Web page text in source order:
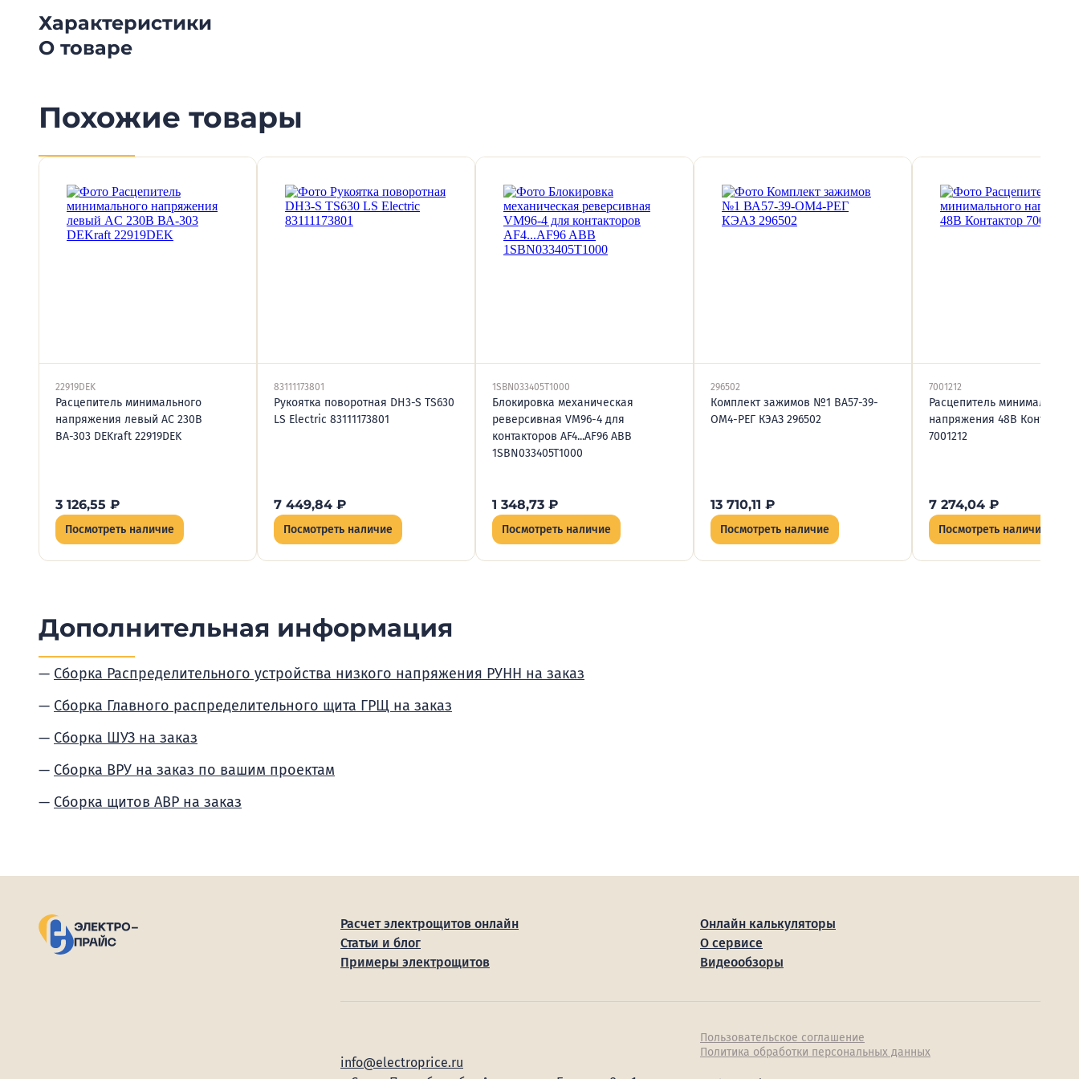
Характеристики
О товаре
Похожие товары
22919DEK
Расцепитель минимального
напряжения левый AC 230В
ВА-303 DEKraft 22919DEK
3 126,55 ₽
Посмотреть наличие
83111173801
Рукоятка поворотная DH3-S TS630
LS Electric 83111173801
7 449,84 ₽
Посмотреть наличие
1SBN033405T1000
Блокировка механическая
реверсивная VM96-4 для
контакторов AF4...AF96 ABB
1SBN033405T1000
1 348,73 ₽
Посмотреть наличие
296502
Комплект зажимов №1 ВА57-39-
ОМ4-РЕГ КЭАЗ 296502
13 710,11 ₽
Посмотреть наличие
7001212
Расцепитель минимального
напряжения 48B Контактор
7001212
7 274,04 ₽
Посмотреть наличие
Дополнительная информация
Сборка Распределительного устройства низкого напряжения РУНН на заказ
Сборка Главного распределительного щита ГРЩ на заказ
Сборка ШУЗ на заказ
Сборка ВРУ на заказ по вашим проектам
Сборка щитов АВР на заказ
Расчет электрощитов онлайн
Онлайн калькуляторы
Статьи и блог
О сервисе
Примеры электрощитов
Видеообзоры
info@electroprice.ru
Пользовательское соглашение
Политика обработки персональных данных